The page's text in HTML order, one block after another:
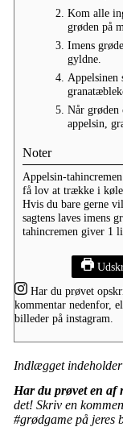
Kom alle
grøden på
Imens
gyldne.
Når grøden
appelsin,
Noter
Appelsin-
få lov at trække i
Hvis du bare gerne
sagtens laves imens
tahincremen giver 1
Har du prøvet
kommentar nedenfor,
billeder på instagram.
Indlægget
Har du prøvet en af
det! Skriv en
#grødgame på jeres